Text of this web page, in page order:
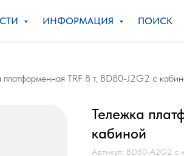
ИНФОРМАЦИЯ ПОИСК
платформенная TRF 8 т, BD80-J2G2 с
Тележка
кабиной
Артикул: BD80-A2G2 с